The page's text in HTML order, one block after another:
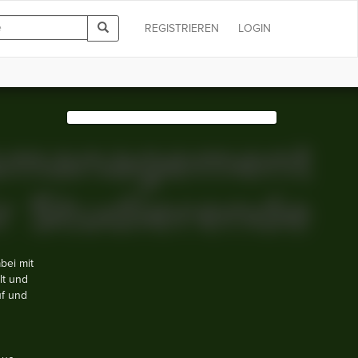
LOGIN
REGISTRIEREN
mit
und
und